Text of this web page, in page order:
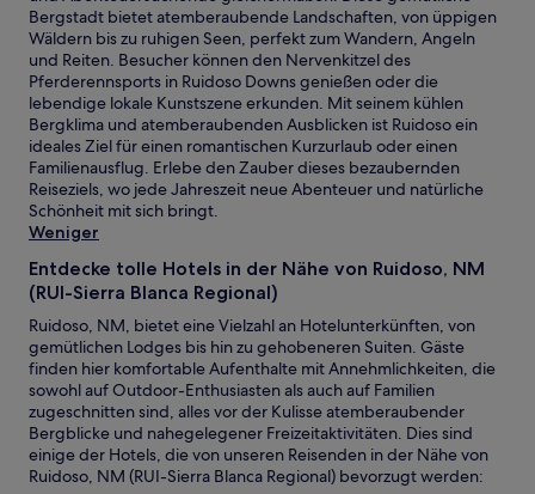
Bergstadt bietet atemberaubende Landschaften, von üppigen
Wäldern bis zu ruhigen Seen, perfekt zum Wandern, Angeln
und Reiten. Besucher können den Nervenkitzel des
Pferderennsports in Ruidoso Downs genießen oder die
lebendige lokale Kunstszene erkunden. Mit seinem kühlen
Bergklima und atemberaubenden Ausblicken ist Ruidoso ein
ideales Ziel für einen romantischen Kurzurlaub oder einen
Familienausflug. Erlebe den Zauber dieses bezaubernden
Reiseziels, wo jede Jahreszeit neue Abenteuer und natürliche
Schönheit mit sich bringt.
Weniger
Entdecke tolle Hotels in der Nähe von Ruidoso, NM
(RUI-Sierra Blanca Regional)
Ruidoso, NM, bietet eine Vielzahl an Hotelunterkünften, von
gemütlichen Lodges bis hin zu gehobeneren Suiten. Gäste
finden hier komfortable Aufenthalte mit Annehmlichkeiten, die
sowohl auf Outdoor-Enthusiasten als auch auf Familien
zugeschnitten sind, alles vor der Kulisse atemberaubender
Bergblicke und nahegelegener Freizeitaktivitäten. Dies sind
einige der Hotels, die von unseren Reisenden in der Nähe von
Ruidoso, NM (RUI-Sierra Blanca Regional) bevorzugt werden: